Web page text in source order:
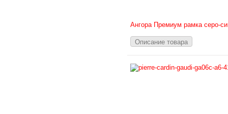
Ангора Премиум рамка серо-
Описание товара